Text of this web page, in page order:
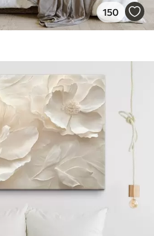
150